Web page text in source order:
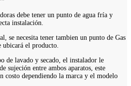
debe tener un punto de agua fría y
instalación.
se necesita tener tambien un punto de Gas
ubicará el producto.
de lavado y secado, el instalador le
sujeción entre ambos aparatos, este
costo dependiendo la marca y el modelo